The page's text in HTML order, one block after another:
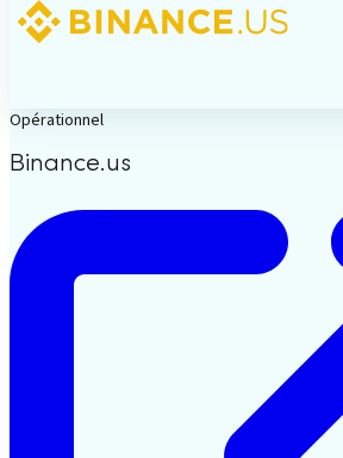
Opérationnel
Binance.us